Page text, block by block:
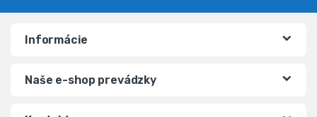
Informácie
Naše e-shop prevádzky